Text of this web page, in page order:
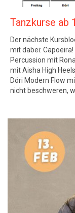
Tanzkurse ab
Der nächste
mit dabei:
Percussion mit
mit Aisha High
Dóri Modern Flow
nicht beschweren,